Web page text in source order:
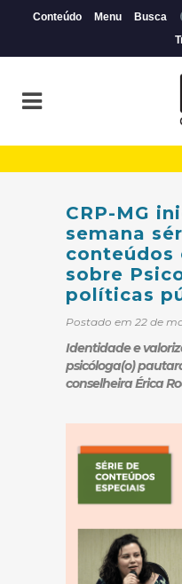
Conteúdo Menu Busca
CRP-MG
semana
conteúdos
sobre
políticas
Postado em 22 de
Identidade e
psicóloga(o)
conselheira Érica